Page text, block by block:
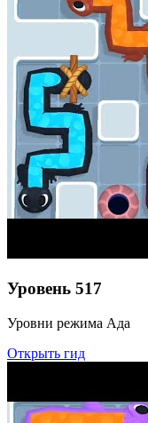
Уровень 517
Уровни режима Ада
Открыть гид